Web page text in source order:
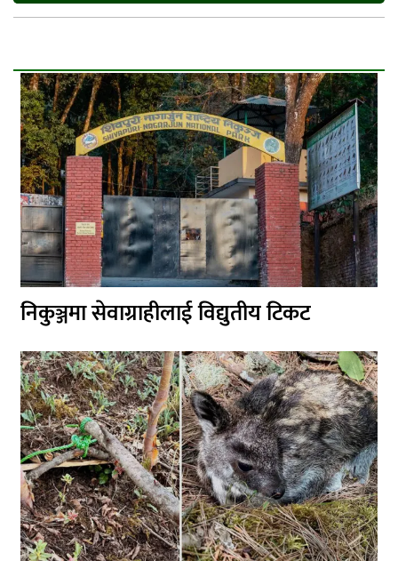
निकुञ्जमा सेवाग्राहीलाई विद्युतीय टिकट